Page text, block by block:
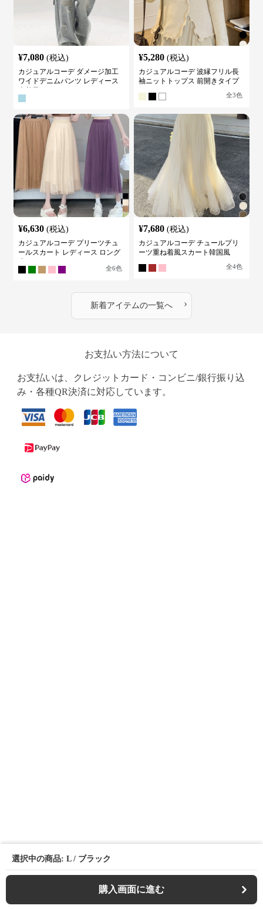
選択中の商品: L / ブラック
購入画面に進む
¥7,080 (税込)
カジュアルコーデ ダメージ加工
ワイドデニムパンツ レディース
古着風
¥5,280 (税込)
カジュアルコーデ 波縁フリル長
袖ニットトップス 前開きタイプ
全3色
¥6,630 (税込)
カジュアルコーデ プリーツチュ
ールスカート レディース ロング
丈
全6色
¥7,680 (税込)
カジュアルコーデ チュールプリ
ーツ重ね着風スカート韓国風
全4色
新着アイテムの一覧へ ›
お支払い方法について
お支払いは、クレジットカード・コンビニ/銀行振り込
み・各種QR決済に対応しています。